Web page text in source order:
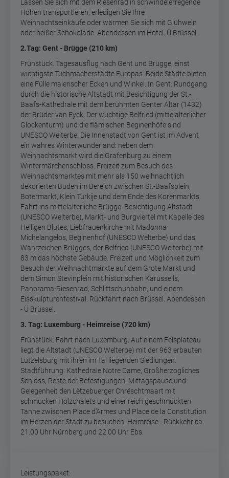
Lassen Sie sich mit dem Riesenrad in schwindelerregende
Höhen transportieren, erledigen Sie Ihre
Weihnachtseinkäufe oder wärmen Sie sich mit Glühwein
oder heißer Schokolade. Abendessen im Hotel. Ü Brüssel.
2.Tag: Gent - Brügge (210 km)
Frühstück. Tagesausflug nach Gent und Brügge, einst
wichtigste Tuchmacherstädte Europas. Beide Städte bieten
eine Fülle malerischer Ecken und Winkel. In Gent: Rundgang
durch die historische Altstadt mit Besichtigung der St.-
Baafs-Kathedrale mit dem berühmten Genter Altar (1432)
der Brüder van Eyck. Der wuchtige Belfried (mittelalterlicher
Glockenturm) und die flämischen Beginenhöfe sind
UNESCO Welterbe. Die Innenstadt von Gent ist im Advent
ein wahres Winterwunderland: neben dem
Weihnachtsmarkt wird die Grafenburg zu einem
Wintermärchenschloss. Freizeit zum Besuch des
Weihnachtsmarktes mit mehr als 150 weihnachtlich
dekorierten Buden im Bereich zwischen St.-Baafsplein,
Botermarkt, Klein Turkije und dem Ende des Korenmarkts.
Fahrt ins mittelalterliche Brügge. Besichtigung Altstadt
(UNESCO Welterbe), Markt- und Burgviertel mit Kapelle des
Heiligen Blutes, Liebfrauenkirche mit Madonna
Michelangelos, Beginenhof (UNESCO Welterbe) und das
Wahrzeichen Brügges, der Belfried (UNESCO Welterbe) mit
83 m das höchste Gebäude. Freizeit und Möglichkeit zum
Besuch der Weihnachtmärkte auf dem Grote Markt und
dem Simon Stevinplein mit historischen Karussells,
Panorama-Riesenrad, Schlittschuhbahn, und einem
Eisskulpturenfestival. Rückfahrt nach Brüssel. Abendessen
- Ü Brüssel.
3. Tag: Luxemburg - Heimreise (720 km)
Frühstück. Fahrt nach Luxemburg. Auf einem Felsplateau
liegt die Altstadt (UNESCO Welterbe) mit der 963 erbauten
Lützelsburg mit ihren im Tal liegenden Siedlungen.
Stadtführung: Kathedrale Notre Dame, Großherzogliches
Schloss, Reste der Befestigungen. Mittagspause und
Gelegenheit den Lëtzebuerger Chrëschtmaart mit
schmucken Holzchalets und einer reich geschmückten
Tanne zwischen Place d’Armes und Place de la Constitution
im Herzen der Stadt zu besuchen. Heimreise - Rückkehr ca.
21.00 Uhr Nürnberg und 22.00 Uhr Ebs.
Leistungspaket: